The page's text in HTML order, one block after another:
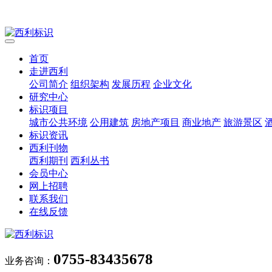
首页
走进西利
公司简介 组织架构 发展历程 企业文化
研究中心
标识项目
城市公共环境 公用建筑 房地产项目 商业地产 旅游景区
标识资讯
西利刊物
西利期刊 西利丛书
会员中心
网上招聘
联系我们
在线反馈
业务咨询： 0755-83435678